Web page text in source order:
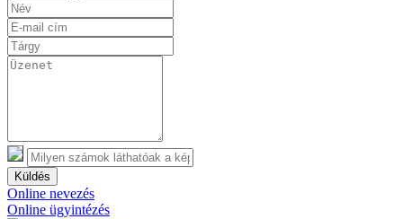
Küldés
Online nevezés
Online ügyintézés